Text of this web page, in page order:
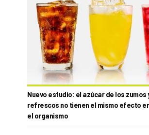
Nuevo estudio: el azúcar de los zumos
refrescos no tienen el mismo efecto
el organismo